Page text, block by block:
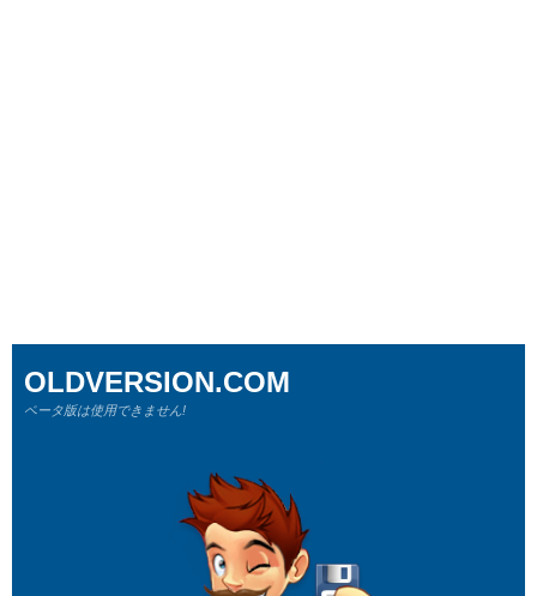
OLDVERSION.COM
ベータ版は使用できません!